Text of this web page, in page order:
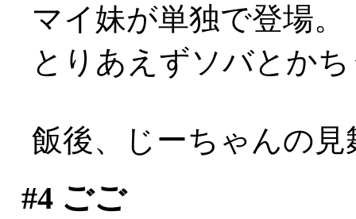
マイ妹が単独で登場。
とりあえずソバとか
飯後、じーちゃんの
#4ごご